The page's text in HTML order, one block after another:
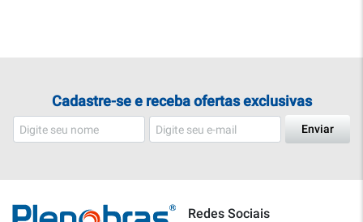
Cadastre-se e receba ofertas exclusivas
Enviar
Redes Sociais